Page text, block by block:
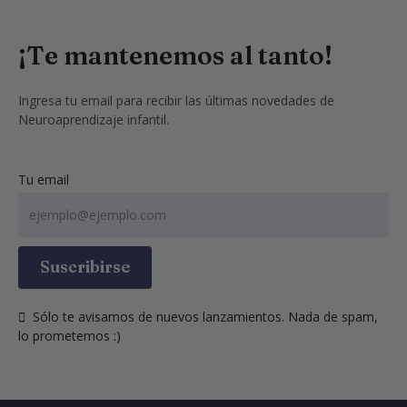
¡Te mantenemos al tanto!
Ingresa tu email para recibir las últimas novedades de
Neuroaprendizaje infantil.
Tu email
Suscribirse
  Sólo te avisamos de nuevos lanzamientos. Nada de spam,
lo prometemos :)